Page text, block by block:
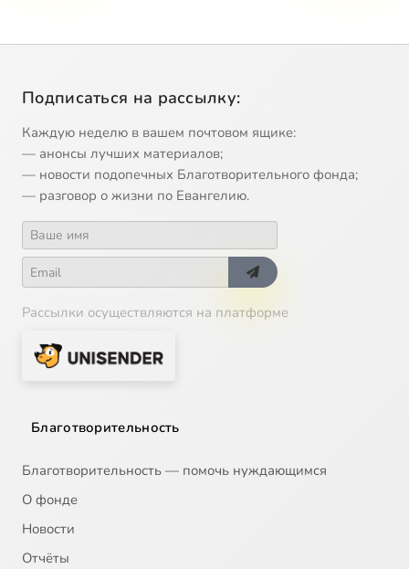
Подписаться на рассылку:
Каждую неделю в вашем почтовом ящике:
— анонсы лучших материалов;
— новости подопечных Благотворительного фонда;
— разговор о жизни по Евангелию.
Рассылки осуществляются на платформе
Благотворительность
Благотворительность — помочь нуждающимся
О фонде
Новости
Отчёты